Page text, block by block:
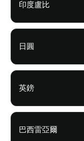
印度盧比
日圓
英鎊
巴西雷亞爾